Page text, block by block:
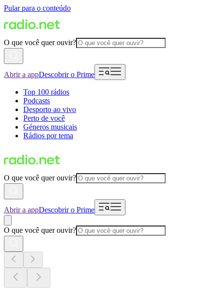
Pular para o conteúdo
O que você quer ouvir?
Abrir a appDescobrir o Prime
Top 100 rádios
Podcasts
Desporto ao vivo
Perto de você
Géneros musicais
Rádios por tema
O que você quer ouvir?
Abrir a appDescobrir o Prime
O que você quer ouvir?